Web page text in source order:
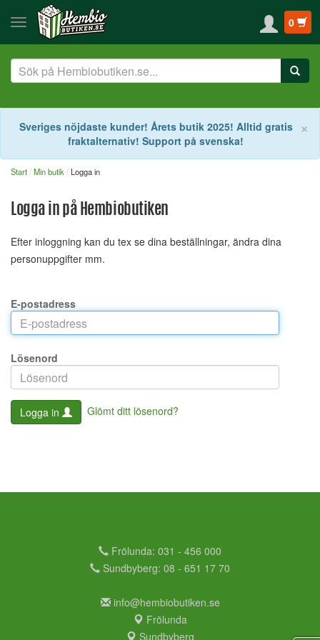
0
×
Sveriges nöjdaste kunder! Årets butik 2025! Alltid gratis
fraktalternativ! Support på svenska!
Start Min butik Logga in
Logga in på Hembiobutiken
Efter inloggning kan du tex se dina beställningar, ändra dina
personuppgifter mm.
E-postadress
Lösenord
Logga in Glömt ditt lösenord?
Frölunda: 031 - 456 000
Sundbyberg: 08 - 651 17 70
info@hembiobutiken.se
Frölunda
Sundbyberg